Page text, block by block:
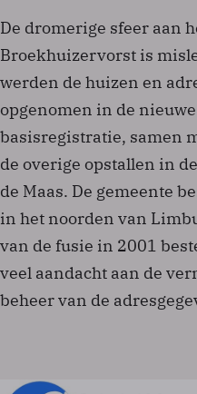
De dromerige sfeer aan
Broekhuizervorst is
werden de huizen en
opgenomen in de
basisregistratie, samen
de overige opstallen in
de Maas. De gemeente
in het noorden van
van de fusie in 2001
veel aandacht aan de
beheer van de